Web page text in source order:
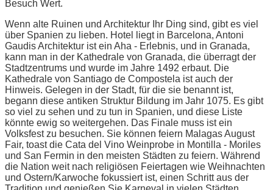
Besuch Wert.
Wenn alte Ruinen und Architektur Ihr Ding sind, gibt es viel
über Spanien zu lieben. Hotel liegt in Barcelona, Antoni
Gaudis Architektur ist ein Aha - Erlebnis, und in Granada,
kann man in der Kathedrale von Granada, die überragt der
Stadtzentrums und wurde im Jahre 1492 erbaut. Die
Kathedrale von Santiago de Compostela ist auch der
Hinweis. Gelegen in der Stadt, für die sie benannt ist,
begann diese antiken Struktur Bildung im Jahr 1075. Es gibt
so viel zu sehen und zu tun in Spanien, und diese Liste
könnte ewig so weitergehen. Das Finale muss ist ein
Volksfest zu besuchen. Sie können feiern Malagas August
Fair, toast die Cata del Vino Weinprobe in Montilla - Moriles
und San Fermin in den meisten Städten zu feiern. Während
die Nation weit nach religiösen Feiertagen wie Weihnachten
und Ostern/Karwoche fokussiert ist, einen Schritt aus der